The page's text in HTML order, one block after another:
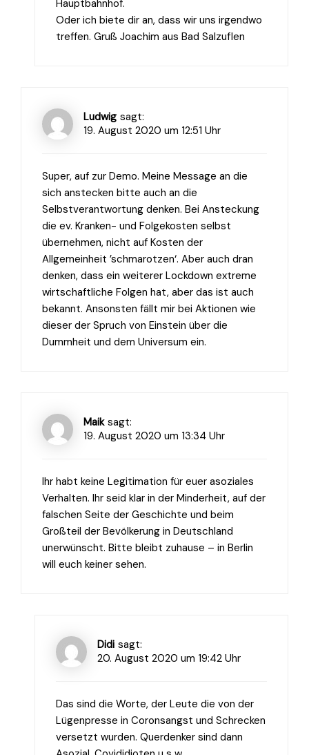
Hauptbahnhof.
Oder ich biete dir an, dass wir uns irgendwo
treffen. Gruß Joachim aus Bad Salzuflen
Ludwig sagt:
19. August 2020 um 12:51 Uhr
Super, auf zur Demo. Meine Message an die
sich anstecken bitte auch an die
Selbstverantwortung denken. Bei Ansteckung
die ev. Kranken- und Folgekosten selbst
übernehmen, nicht auf Kosten der
Allgemeinheit ’schmarotzen‘. Aber auch dran
denken, dass ein weiterer Lockdown extreme
wirtschaftliche Folgen hat, aber das ist auch
bekannt. Ansonsten fällt mir bei Aktionen wie
dieser der Spruch von Einstein über die
Dummheit und dem Universum ein.
Maik sagt:
19. August 2020 um 13:34 Uhr
Ihr habt keine Legitimation für euer asoziales
Verhalten. Ihr seid klar in der Minderheit, auf der
falschen Seite der Geschichte und beim
Großteil der Bevölkerung in Deutschland
unerwünscht. Bitte bleibt zuhause – in Berlin
will euch keiner sehen.
Didi sagt:
20. August 2020 um 19:42 Uhr
Das sind die Worte, der Leute die von der
Lügenpresse in Coronsangst und Schrecken
versetzt wurden. Querdenker sind dann